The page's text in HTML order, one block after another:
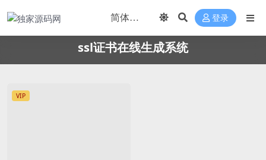
登录
ssl证书在线生成系统
VIP